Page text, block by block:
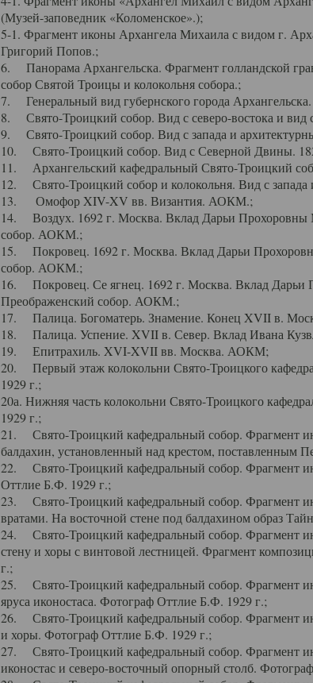
(Музей-заповедник «Коломенское».);
5-1. Фрагмент иконы Архангела Михаила с видом г.
Григорий Попов.;
6. Панорама Архангельска. Фрагмент голландской
собор Святой Троицы и колокольня собора.;
7. Генеральный вид губернского города
8. Свято-Троицкий собор. Вид с северо-востока и вид
9. Свято-Троицкий собор. Вид с запада и
10. Свято-Троицкий собор. Вид с Северной Двины.
11. Архангельский кафедральный Свято-Троицкий
12. Свято-Троицкий собор и колокольня. Вид с запада
13. Омофор XIV-XV вв. Византия. АОКМ.;
14. Воздух. 1692 г. Москва. Вклад Дарьи Прохоровны
собор. АОКМ.;
15. Покровец. 1692 г. Москва. Вклад Дарьи
собор. АОКМ.;
16. Покровец. Се ягнец. 1692 г. Москва. Вклад Дарьи
Преображенский собор. АОКМ.;
17. Палица. Богоматерь. Знамение. Конец XVII в.
18. Палица. Успение. XVII в. Север. Вклад Ивана
19. Епитрахиль. XVI-XVII вв. Москва. АОКМ;
20. Первый этаж колокольни Свято-Троицкого
1929 г.;
20а. Нижняя часть колокольни Свято-Троицкого
1929 г.;
21. Свято-Троицкий кафедральный собор. Фрагмент
балдахин, установленный над крестом, поставленным
22. Свято-Троицкий кафедральный собор. Фрагмент
Оттлие Б.Ф. 1929 г.;
23. Свято-Троицкий кафедральный собор. Фрагмент
вратами. На восточной стене под балдахином образ
24. Свято-Троицкий кафедральный собор. Фрагмент
стену и хоры с винтовой лестницей. Фрагмент
г.;
25. Свято-Троицкий кафедральный собор. Фрагмент
яруса иконостаса. Фотограф Оттлие Б.Ф. 1929 г.;
26. Свято-Троицкий кафедральный собор. Фрагмент
и хоры. Фотограф Оттлие Б.Ф. 1929 г.;
27. Свято-Троицкий кафедральный собор. Фрагмент
иконостас и северо-восточный опорный столб.